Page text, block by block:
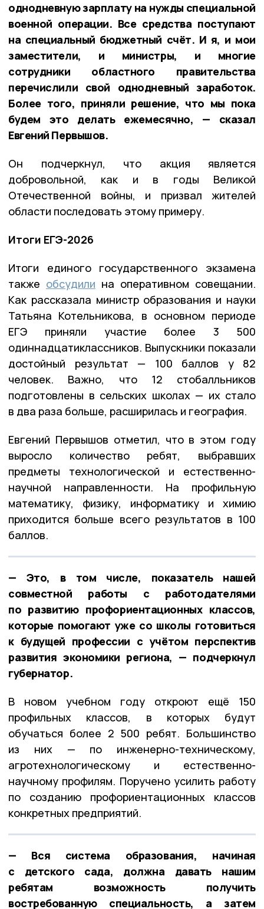
однодневную зарплату на нужды специальной
военной операции. Все средства поступают
на специальный бюджетный счёт. И я, и мои
заместители, и министры, и многие
сотрудники областного правительства
перечислили свой однодневный заработок.
Более того, приняли решение, что мы пока
будем это делать ежемесячно, — сказал
Евгений Первышов.
Он подчеркнул, что акция является
добровольной, как и в годы Великой
Отечественной войны, и призвал жителей
области последовать этому примеру.
Итоги ЕГЭ-2026
Итоги единого государственного экзамена
также обсудили на оперативном совещании.
Как рассказала министр образования и науки
Татьяна Котельникова, в основном периоде
ЕГЭ приняли участие более 3 500
одиннадцатиклассников. Выпускники показали
достойный результат — 100 баллов у 82
человек. Важно, что 12 стобалльников
подготовлены в сельских школах — их стало
в два раза больше, расширилась и география.
Евгений Первышов отметил, что в этом году
выросло количество ребят, выбравших
предметы технологической и естественно-
научной направленности. На профильную
математику, физику, информатику и химию
приходится больше всего результатов в 100
баллов.
— Это, в том числе, показатель нашей
совместной работы с работодателями
по развитию профориентационных классов,
которые помогают уже со школы готовиться
к будущей профессии с учётом перспектив
развития экономики региона, — подчеркнул
губернатор.
В новом учебном году откроют ещё 150
профильных классов, в которых будут
обучаться более 2 500 ребят. Большинство
из них — по инженерно-техническому,
агротехнологическому и естественно-
научному профилям. Поручено усилить работу
по созданию профориентационных классов
конкретных предприятий.
— Вся система образования, начиная
с детского сада, должна давать нашим
ребятам возможность получить
востребованную специальность, а затем